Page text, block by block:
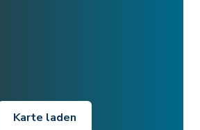
Karte laden